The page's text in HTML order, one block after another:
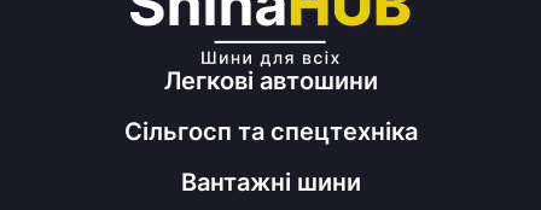
Легкові автошини
Сільгосп та спецтехніка
Вантажні шини